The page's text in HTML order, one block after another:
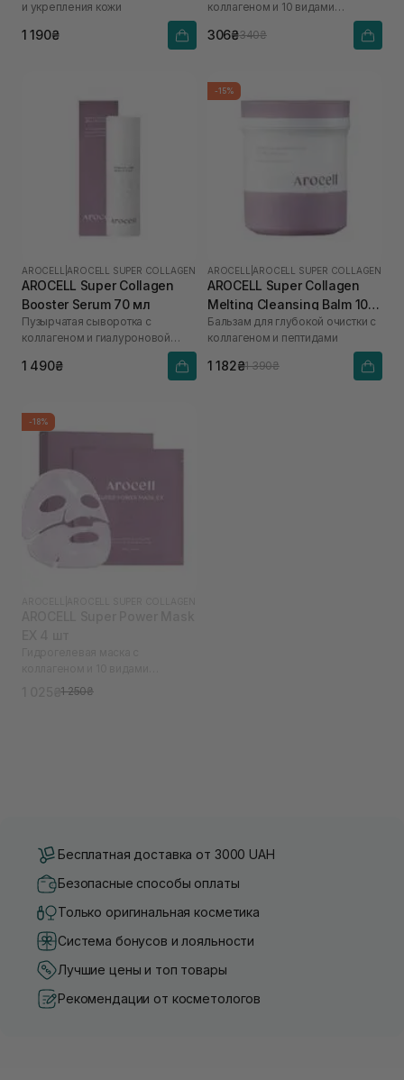
и укрепления кожи
1 190₴
коллагеном и 10 видами
306₴340₴
AROCELL AROCELL SUPER COLLAGEN
AROCELL Super Collagen
Booster Serum 70 мл
Пузырчатая сыворотка с
коллагеном и гиалуроновой
1 490₴
-15%
AROCELL AROCELL SUPER COLLAGEN
AROCELL Super Collagen
Melting Cleansing Balm 100
г
Бальзам для глубокой очистки с
коллагеном и пептидами
1 182₴1 390₴
-18%
гиалуроновой кислоты
1 025₴1 250₴
Бесплатная доставка от 3000 UAH
Безопасные способы оплаты
Только оригинальная косметика
Система бонусов и лояльности
Лучшие цены и топ товары
Рекомендации от косметологов